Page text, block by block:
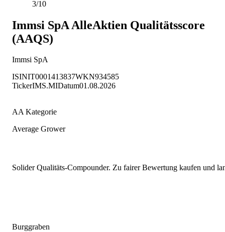
3/10
Immsi SpA AlleAktien Qualitätsscore
(AAQS)
Immsi SpA
ISINIT0001413837WKN934585
TickerIMS.MIDatum01.08.2026
AA Kategorie
Average Grower
Solider Qualitäts-Compounder. Zu fairer Bewertung kaufen und
Burggraben